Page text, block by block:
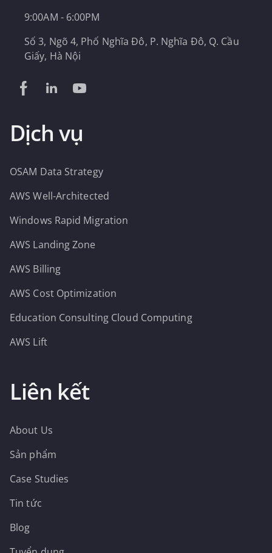
9:00AM - 6:00PM
Số 3, Ngõ 4, Phố Nghĩa Đô, P. Nghĩa Đô, Q. Cầu
Giấy, Hà Nội
Dịch vụ
OSAM Data Strategy
AWS Well-Architected
Windows Rapid Migration
AWS Landing Zone
AWS Billing
AWS Cost Optimization
Education Consulting Cloud Computing
AWS Lift
Liên kết
About Us
Sản phẩm
Case Studies
Tin tức
Blog